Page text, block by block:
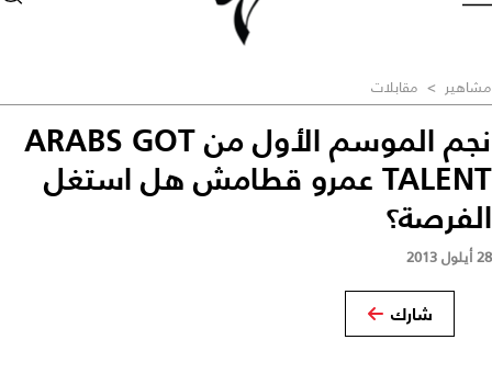
مشاهير > مقابلات
نجم الموسم الأول من ARABS GOT
TALENT عمرو قطامش هل استغل
الفرصة؟
28 أيلول 2013
شارك